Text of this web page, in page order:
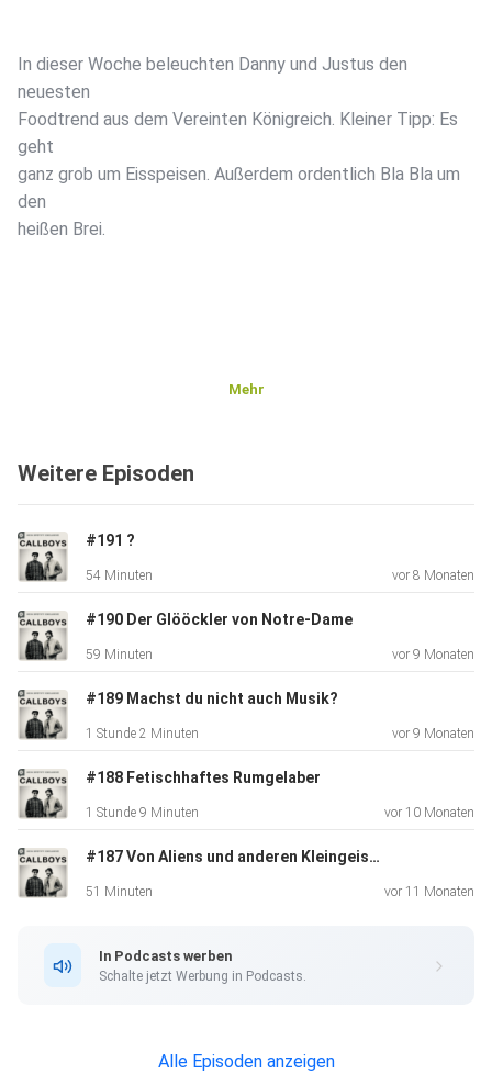
In dieser Woche beleuchten Danny und Justus den
neuesten
Foodtrend aus dem Vereinten Königreich. Kleiner Tipp: Es
geht
ganz grob um Eisspeisen. Außerdem ordentlich Bla Bla um
den
heißen Brei.
Mehr
Weitere Episoden
#191 ?
54 Minuten vor 8 Monaten
#190 Der Glööckler von Notre-Dame
59 Minuten vor 9 Monaten
#189 Machst du nicht auch Musik?
1 Stunde 2 Minuten vor 9 Monaten
#188 Fetischhaftes Rumgelaber
1 Stunde 9 Minuten vor 10 Monaten
#187 Von Aliens und anderen Kleingeistern
51 Minuten vor 11 Monaten
In Podcasts werben
Schalte jetzt Werbung in Podcasts.
Alle Episoden anzeigen